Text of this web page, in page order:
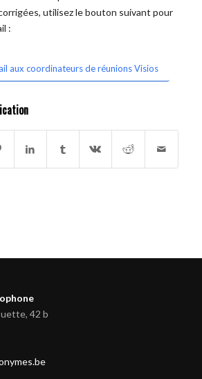
utilisez le bouton suivant pour
:
aux coordinateurs de réunions Visios
42 b